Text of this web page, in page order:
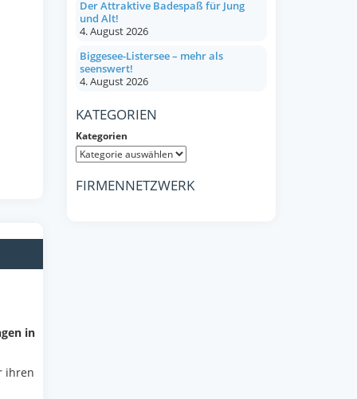
in
ihren
Der Attraktive Badespaß für Jung
und Alt!
4. August 2026
Biggesee-Listersee – mehr als
seenswert!
4. August 2026
KATEGORIEN
Kategorien
FIRMENNETZWERK